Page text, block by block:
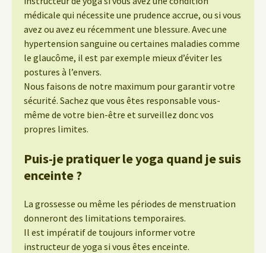
médicale qui nécessite une prudence accrue, ou si vous
avez ou avez eu récemment une blessure. Avec une
hypertension sanguine ou certaines maladies comme
le glaucôme, il est par exemple mieux d’éviter les
postures à l’envers.
Nous faisons de notre maximum pour garantir votre
sécurité. Sachez que vous êtes responsable vous-
même de votre bien-être et surveillez donc vos
propres limites.
Puis-je pratiquer le yoga quand je suis
enceinte ?
La grossesse ou même les périodes de menstruation
donneront des limitations temporaires.
Il est impératif de toujours informer votre
instructeur de yoga si vous êtes enceinte.